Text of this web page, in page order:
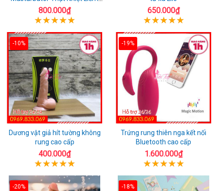
Rung
800.000₫ 650.000₫
-10%
Dương vật giả hít tường không
rung cao cấp
400.000₫
-19%
Trứng rung thiên nga kết nối
Bluetooth cao cấp
1.600.000₫
-20% -18%